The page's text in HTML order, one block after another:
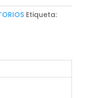
Etiqueta: